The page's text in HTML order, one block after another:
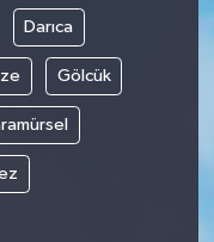
Darıca
Gölcük